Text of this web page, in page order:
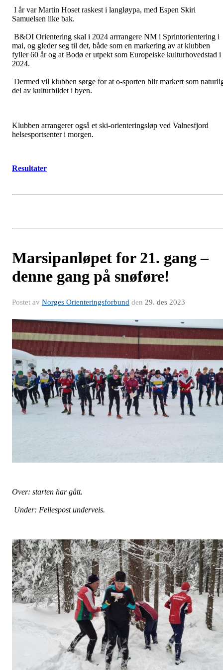
I år var Martin Hoset raskest i langløypa, med Espen Skiri
Samuelsen like bak.
B&OI Orientering skal i 2024 arrrangere NM i Sprintorientering i
mai, og gleder seg til det, både som en markering av at klubben
fyller 60 år og at Bodø er utpekt som Europeiske kulturhovedstad i
2024.
Dermed vil klubben sørge for at o-sporten blir markert som
del av kulturbildet i byen.
Klubben arrangerer også et ski-orienteringsløp ved Valnesfjord
helsesportsenter i morgen.
Resultater
Marsipanløpet for 21. gang –
denne gang på snøføre!
Postet av Norges Orienteringsforbund den 29. des 2023
Over: starten har gått.
Under: Fellespost underveis.